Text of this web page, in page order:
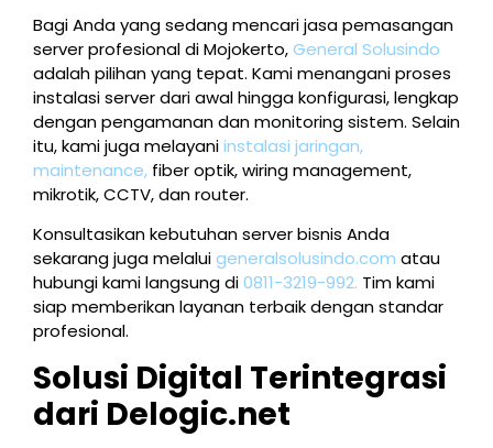
Bagi Anda yang sedang mencari jasa pemasangan
server profesional di Mojokerto,General Solusindo
adalah pilihan yang tepat. Kami menangani proses
instalasi server dari awal hingga konfigurasi, lengkap
dengan pengamanan dan monitoring sistem. Selain
itu, kami juga melayaniinstalasi jaringan,
maintenance, fiber optik, wiring management,
mikrotik, CCTV, dan router.
Konsultasikan kebutuhan server bisnis Anda
sekarang juga melaluigeneralsolusindo.com atau
hubungi kami langsung di0811-3219-992. Tim kami
siap memberikan layanan terbaik dengan standar
profesional.
Solusi Digital Terintegrasi
dari Delogic.net